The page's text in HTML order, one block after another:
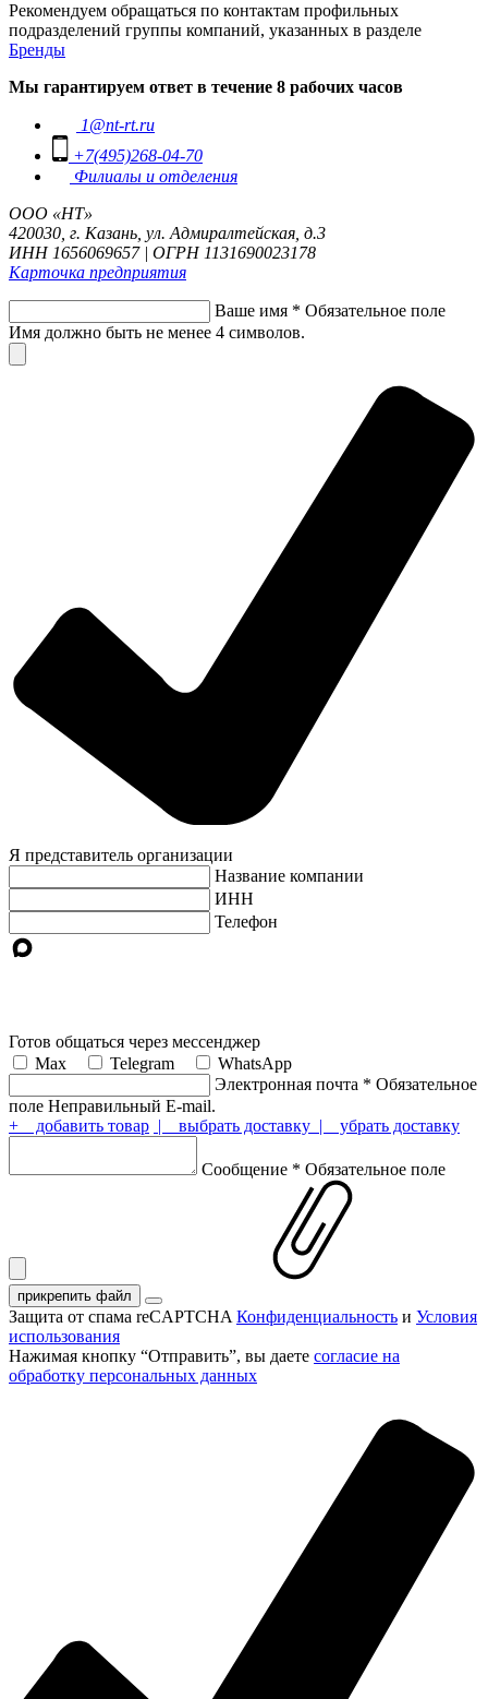
Рекомендуем обращаться по контактам профильных
подразделений группы компаний, указанных в разделе
Бренды
Мы гарантируем ответ в течение 8 рабочих часов
1@nt-rt.ru
+7(495)268-04-70
Филиалы и отделения
ООО «НТ»
420030, г. Казань, ул. Адмиралтейская, д.3
ИНН 1656069657 | ОГРН 1131690023178
Карточка предприятия
Ваше имя * Обязательное поле
Имя должно быть не менее 4 символов.
Я представитель организации
Название компании
ИНН
Телефон
Готов общаться через мессенджер
Max
Telegram
WhatsApp
Электронная почта * Обязательное
поле Неправильный E-mail.
+ добавить товар | выбрать доставку | убрать доставку
Сообщение * Обязательное поле
прикрепить файл
Защита от спама reCAPTCHA Конфиденциальность и Условия
использования
Нажимая кнопку “Отправить”, вы даете согласие на
обработку персональных данных